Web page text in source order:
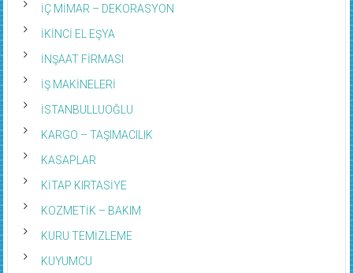
İÇ MİMAR – DEKORASYON
İKİNCİ EL EŞYA
İNŞAAT FİRMASI
İŞ MAKİNELERİ
İSTANBULLUOĞLU
KARGO – TAŞIMACILIK
KASAPLAR
KİTAP KIRTASİYE
KOZMETİK – BAKIM
KURU TEMİZLEME
KUYUMCU